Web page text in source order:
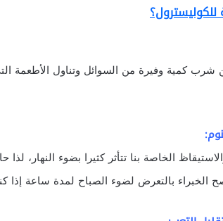
كمية وفيرة من السوائل وتناول الأطعمة
الخبراء بالتعرض لضوء الصباح لمدة ساعة إذا